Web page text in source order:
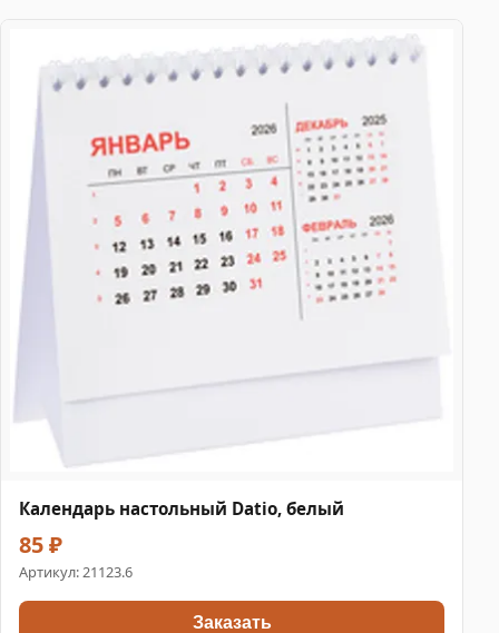
Календарь настольный Datio, белый
85 ₽
Артикул:21123.6
Заказать